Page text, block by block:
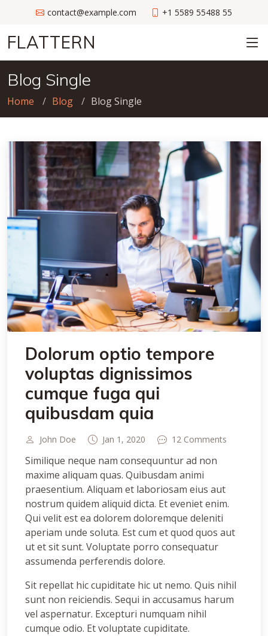
contact@example.com +1 5589 55488 55
FLATTERN
Blog Single
Home Blog Blog Single
Dolorum optio tempore
voluptas dignissimos
cumque fuga qui
quibusdam quia
John Doe Jan 1, 2020 12 Comments
Similique neque nam consequuntur ad non
maxime aliquam quas. Quibusdam animi
praesentium. Aliquam et laboriosam eius aut
nostrum quidem aliquid dicta. Et eveniet enim.
Qui velit est ea dolorem doloremque deleniti
aperiam unde soluta. Est cum et quod quos aut
ut et sit sunt. Voluptate porro consequatur
assumenda perferendis dolore.
Sit repellat hic cupiditate hic ut nemo. Quis nihil
sunt non reiciendis. Sequi in accusamus harum
vel aspernatur. Excepturi numquam nihil
cumque odio. Et voluptate cupiditate.